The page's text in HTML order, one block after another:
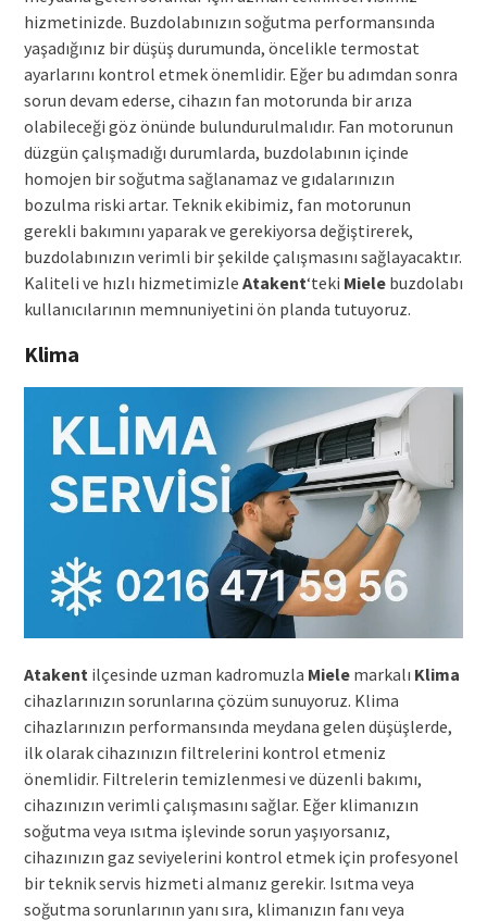
hizmetinizde. Buzdolabınızın soğutma performansında
yaşadığınız bir düşüş durumunda, öncelikle termostat
ayarlarını kontrol etmek önemlidir. Eğer bu adımdan sonra
sorun devam ederse, cihazın fan motorunda bir arıza
olabileceği göz önünde bulundurulmalıdır. Fan motorunun
düzgün çalışmadığı durumlarda, buzdolabının içinde
homojen bir soğutma sağlanamaz ve gıdalarınızın
bozulma riski artar. Teknik ekibimiz, fan motorunun
gerekli bakımını yaparak ve gerekiyorsa değiştirerek,
buzdolabınızın verimli bir şekilde çalışmasını sağlayacaktır.
Kaliteli ve hızlı hizmetimizle Atakent‘teki Mielebuzdolabı
kullanıcılarının memnuniyetini ön planda tutuyoruz.
Klima
Atakent ilçesinde uzman kadromuzla Mielemarkalı Klima
cihazlarınızın sorunlarına çözüm sunuyoruz. Klima
cihazlarınızın performansında meydana gelen düşüşlerde,
ilk olarak cihazınızın filtrelerini kontrol etmeniz
önemlidir. Filtrelerin temizlenmesi ve düzenli bakımı,
cihazınızın verimli çalışmasını sağlar. Eğer klimanızın
soğutma veya ısıtma işlevinde sorun yaşıyorsanız,
cihazınızın gaz seviyelerini kontrol etmek için profesyonel
bir teknik servis hizmeti almanız gerekir. Isıtma veya
soğutma sorunlarının yanı sıra, klimanızın fanı veya